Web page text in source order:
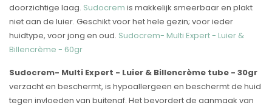
doorzichtige laag. Sudocrem is makkelijk smeerbaar en plakt
niet aan de luier. Geschikt voor het hele gezin; voor ieder
huidtype, voor jong en oud. Sudocrem- Multi Expert - Luier &
Billencrème - 60gr
Sudocrem- Multi Expert - Luier & Billencrème tube - 30gr
verzacht en beschermt, is hypoallergeen en beschermt de huid
tegen invloeden van buitenaf. Het bevordert de aanmaak van